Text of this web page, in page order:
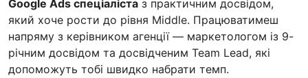
Google Ads спеціаліста з практичним досвідом,
який хоче рости до рівня Middle. Працюватимеш
напряму з керівником агенції — маркетологом із 9-
річним досвідом та досвідченим Team Lead, які
допоможуть тобі швидко набрати темп.